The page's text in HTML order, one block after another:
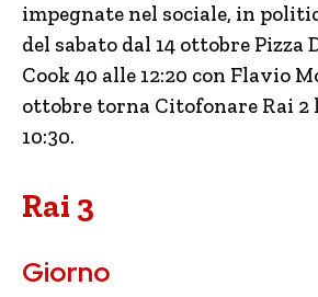
impegnate nel sociale, in
del sabato dal 14 ottobre Pizza
Cook 40 alle 12:20 con Flavio
ottobre torna Citofonare Rai 2
10:30.
Rai 3
Giorno